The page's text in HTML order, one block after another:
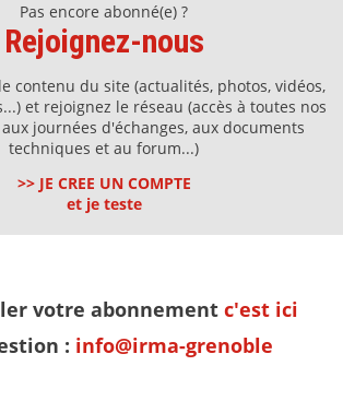
Pas encore abonné(e) ?
Rejoignez-nous
contenu du site (actualités, photos, vidéos,
et rejoignez le réseau (accès à toutes nos
journées d'échanges, aux documents
techniques et au forum...)
>> JE CREE UN COMPTE
et je teste
votre abonnement c'est ici
: info@irma-grenoble